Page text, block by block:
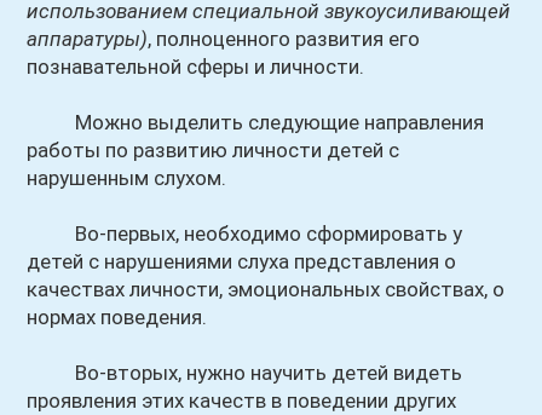
использованием специальной звукоусиливающей
аппаратуры), полноценного развития его
познавательной сферы и личности.
Можно выделить следующие направления
работы по развитию личности детей с
нарушенным слухом.
Во-первых, необходимо сформировать у
детей с нарушениями слуха представления о
качествах личности, эмоциональных свойствах, о
нормах поведения.
Во-вторых, нужно научить детей видеть
проявления этих качеств в поведении других